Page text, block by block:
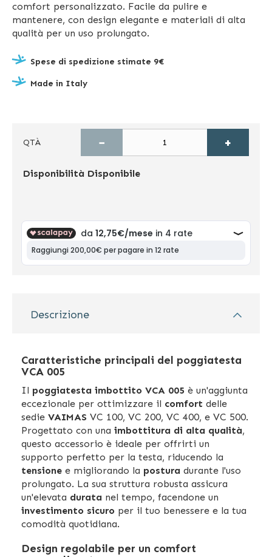
comfort personalizzato. Facile da pulire e
mantenere, con design elegante e materiali di alta
qualità per un uso prolungato.
Spese di spedizione stimate 9€
Made in Italy
QTÀ − +
Disponibilità Disponibile
Descrizione
Caratteristiche principali del poggiatesta
VCA 005
Il poggiatesta imbottito VCA 005 è un'aggiunta
eccezionale per ottimizzare il comfort delle
sedie VAIMAS VC 100, VC 200, VC 400, e VC 500.
Progettato con una imbottitura di alta qualità,
questo accessorio è ideale per offrirti un
supporto perfetto per la testa, riducendo la
tensione e migliorando la postura durante l'uso
prolungato. La sua struttura robusta assicura
un'elevata durata nel tempo, facendone un
investimento sicuro per il tuo benessere e la tua
comodità quotidiana.
Design regolabile per un comfort